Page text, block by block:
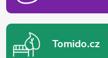
Tomido.cz